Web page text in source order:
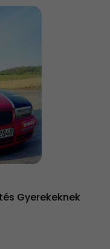
Gyerekeknek